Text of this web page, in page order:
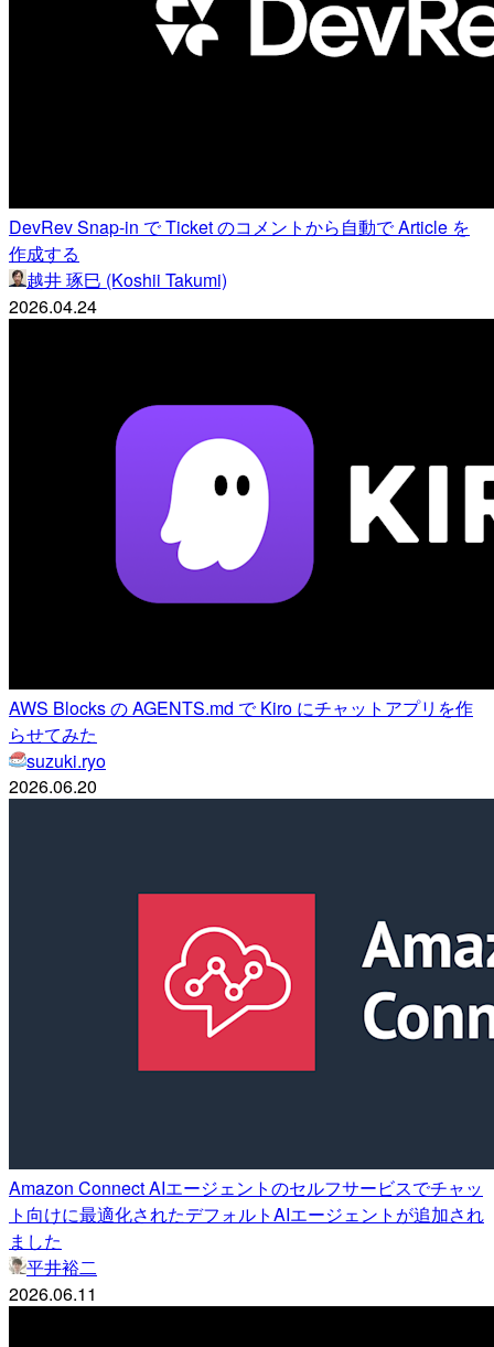
DevRev Snap-in で Ticket のコメントから自動で Article を
作成する
越井 琢巳 (Koshii Takumi)
2026.04.24
AWS Blocks の AGENTS.md で Kiro にチャットアプリを作
らせてみた
suzuki.ryo
2026.06.20
Amazon Connect AIエージェントのセルフサービスでチャッ
ト向けに最適化されたデフォルトAIエージェントが追加され
ました
平井裕二
2026.06.11